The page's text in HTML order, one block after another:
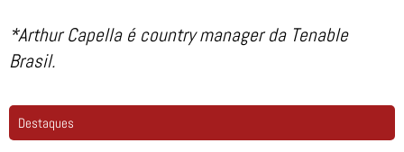
*Arthur Capella é country manager da Tenable
Brasil.
Destaques